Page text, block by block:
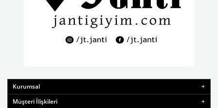
Kurumsal
Müşteri İlişkileri